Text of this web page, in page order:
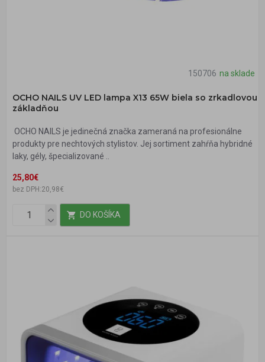
150706 na sklade
OCHO NAILS UV LED lampa X13 65W biela so zrkadlovou
základňou
OCHO NAILS je jedinečná značka zameraná na profesionálne
produkty pre nechtových stylistov. Jej sortiment zahŕňa hybridné
laky, gély, špecializované ..
25,80€
bez DPH:20,98€
DO KOŠÍKA